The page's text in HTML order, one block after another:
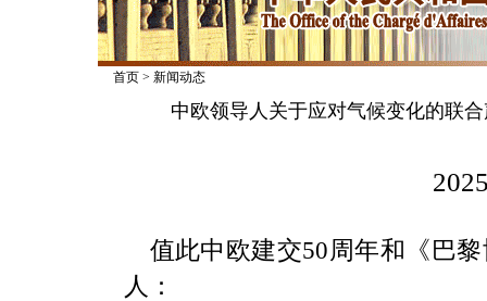
首页> 新闻动态
中欧领导人关于应对气候变化的联
值此中欧建交50周年和《巴
人：